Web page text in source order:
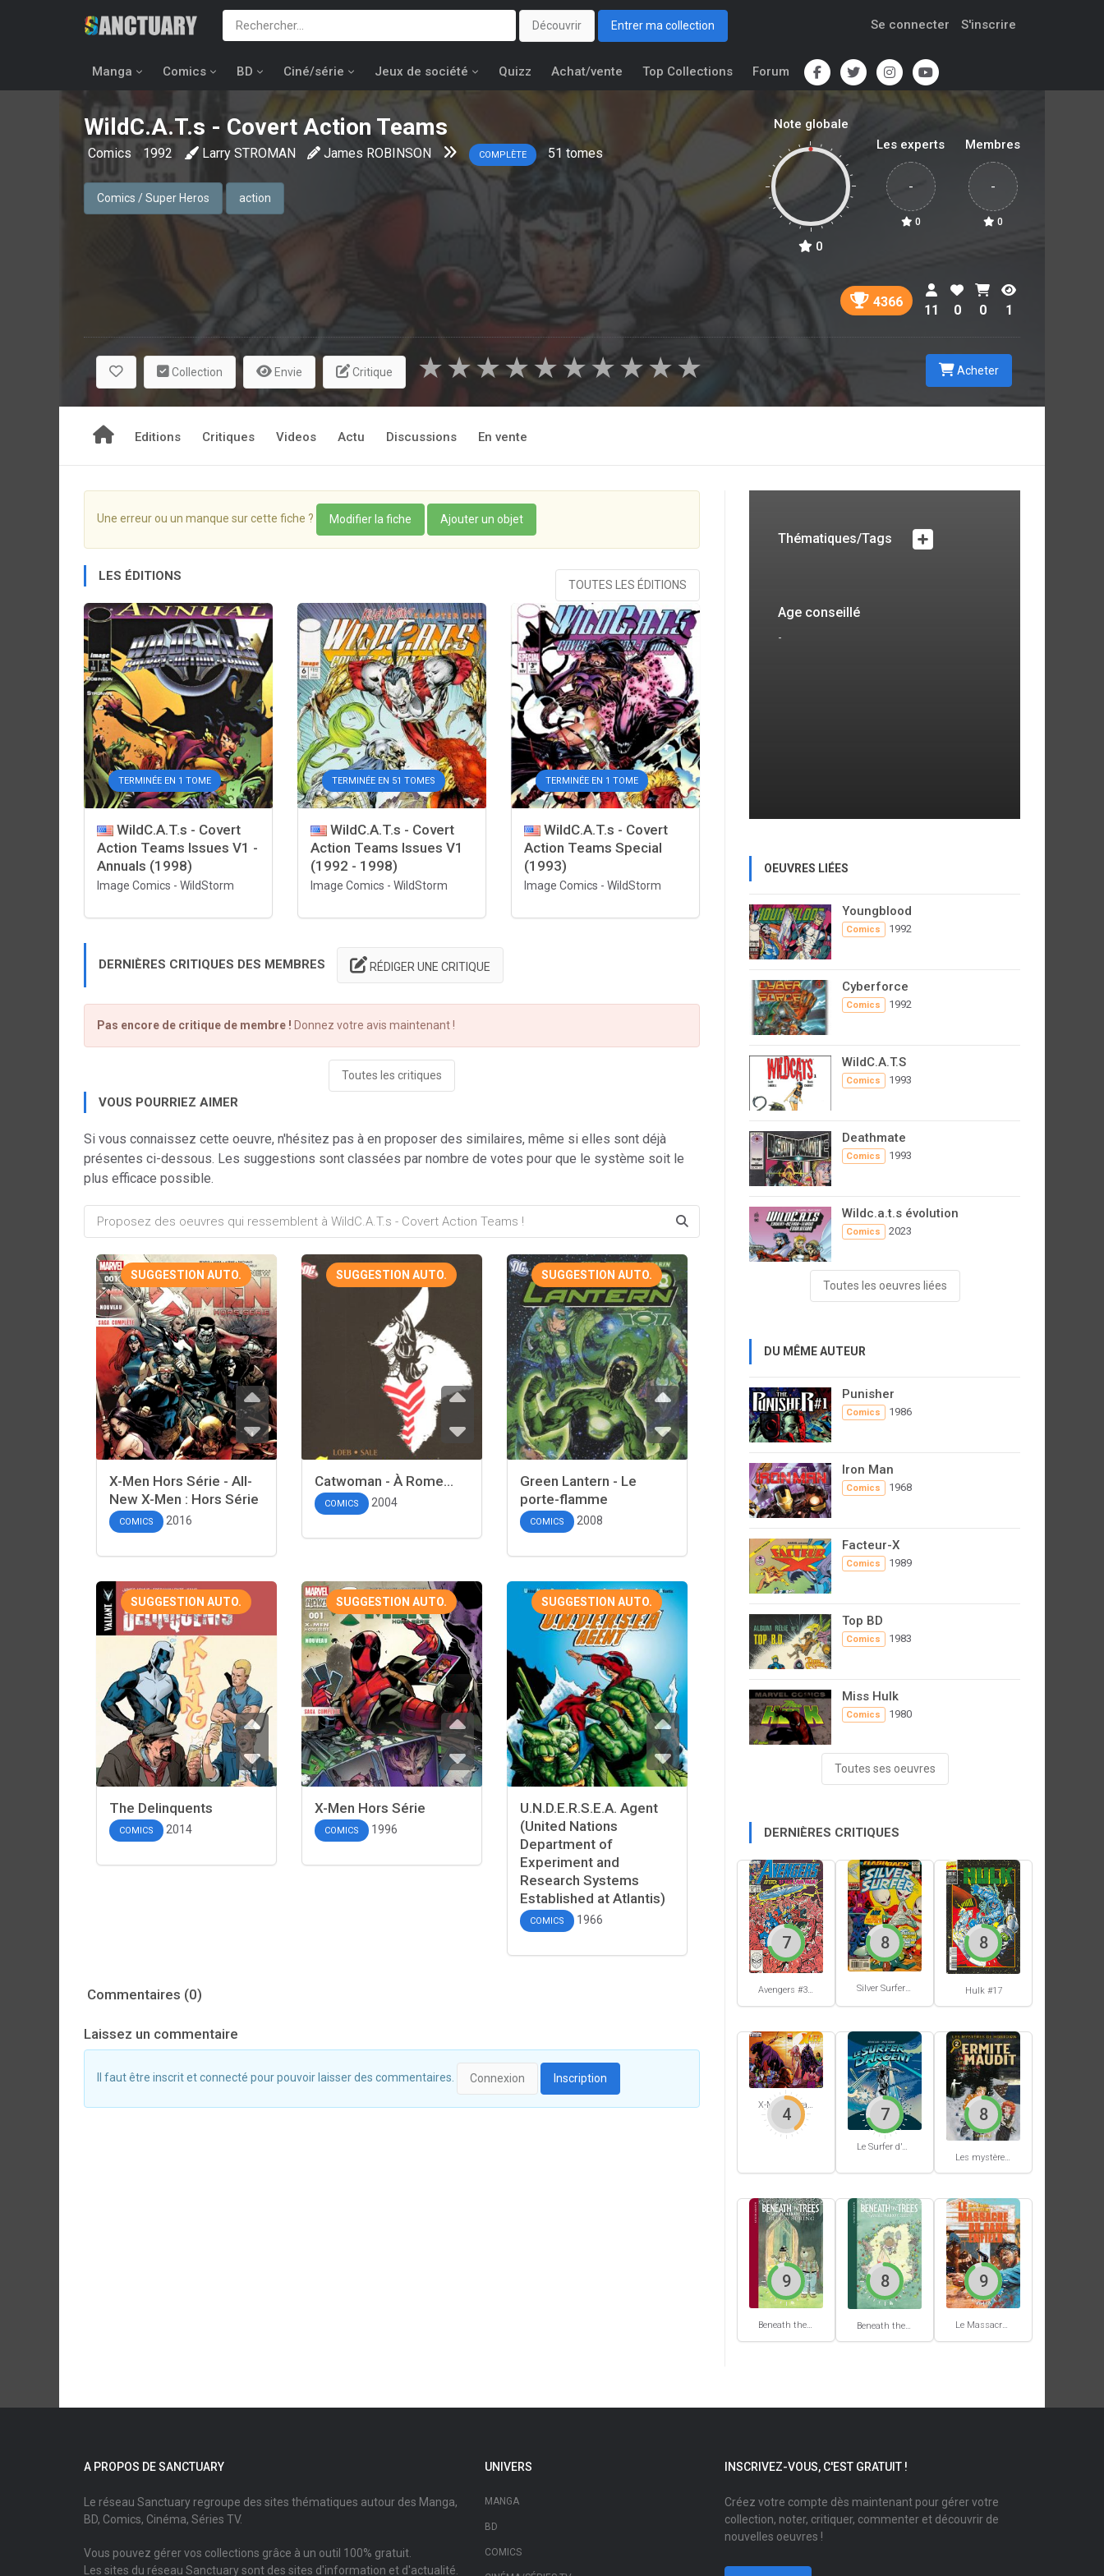
Découvrir Entrer ma collection Se connecter S'inscrire
Manga Comics BD Ciné/série Jeux de société Quizz Achat/vente Top Collections Forum
WildC.A.T.s - Covert Action Teams
Comics 1992 Larry STROMAN James ROBINSON COMPLÈTE 51 tomes
Comics / Super Heros action
Note globale
0
Les experts
-
0
Membres
-
0
4366
11 0 0 1
Collection Envie Critique ★
★
★
★
★
★
★
★
★
★ Acheter
Editions Critiques Videos Actu Discussions En vente
Une erreur ou un manque sur cette fiche ? Modifier la fiche Ajouter un objet
LES ÉDITIONS
TOUTES LES ÉDITIONS
TERMINÉE EN 1 TOME
WildC.A.T.s - Covert
Action Teams Issues V1 -
Annuals (1998)
Image Comics - WildStorm
TERMINÉE EN 51 TOMES
WildC.A.T.s - Covert
Action Teams Issues V1
(1992 - 1998)
Image Comics - WildStorm
TERMINÉE EN 1 TOME
WildC.A.T.s - Covert
Action Teams Special
(1993)
Image Comics - WildStorm
DERNIÈRES CRITIQUES DES MEMBRES RÉDIGER UNE CRITIQUE
Pas encore de critique de membre ! Donnez votre avis maintenant !
Toutes les critiques
VOUS POURRIEZ AIMER
Si vous connaissez cette oeuvre, n'hésitez pas à en proposer des similaires, même si elles sont déjà
présentes ci-dessous. Les suggestions sont classées par nombre de votes pour que le système soit le
plus efficace possible.
SUGGESTION AUTO.
X-Men Hors Série - All-
New X-Men : Hors Série
COMICS 2016
SUGGESTION AUTO.
Catwoman - À Rome...
COMICS 2004
SUGGESTION AUTO.
Green Lantern - Le
porte-flamme
COMICS 2008
SUGGESTION AUTO.
The Delinquents
COMICS 2014
SUGGESTION AUTO.
X-Men Hors Série
COMICS 1996
SUGGESTION AUTO.
U.N.D.E.R.S.E.A. Agent
(United Nations
Department of
Experiment and
Research Systems
Established at Atlantis)
COMICS 1966
Commentaires (0)
Laissez un commentaire
Il faut être inscrit et connecté pour pouvoir laisser des commentaires. Connexion Inscription
Thématiques/Tags
Age conseillé
-
OEUVRES LIÉES
Youngblood
Comics 1992
Cyberforce
Comics 1992
WildC.A.T.S
Comics 1993
Deathmate
Comics 1993
Wildc.a.t.s évolution
Comics 2023
Toutes les oeuvres liées
DU MÊME AUTEUR
Punisher
Comics 1986
Iron Man
Comics 1968
Facteur-X
Comics 1989
Top BD
Comics 1983
Miss Hulk
Comics 1980
Toutes ses oeuvres
DERNIÈRES CRITIQUES
Avengers #305
7 8
Hulk #17
8
4 7
Les mystères de Hobtown #2
8
Beneath the trees where nobody sees #2
9
Beneath the trees where nobody sees #1
8
Le Massacre du gang Enfield
9
A PROPOS DE SANCTUARY
Le réseau Sanctuary regroupe des sites thématiques autour des Manga,
BD, Comics, Cinéma, Séries TV.
Vous pouvez gérer vos collections grâce à un outil 100% gratuit.
Les sites du réseau Sanctuary sont des sites d'information et d'actualité.
UNIVERS
MANGA
BD
COMICS
INSCRIVEZ-VOUS, C'EST GRATUIT !
Créez votre compte dès maintenant pour gérer votre
collection, noter, critiquer, commenter et découvrir de
nouvelles oeuvres !